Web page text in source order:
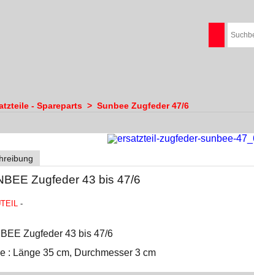
- Spareparts > Sunbee Zugfeder 47/6
Zugfeder 43 bis 47/6
-
Zugfeder 43 bis 47/6
: Länge 35 cm, Durchmesser 3 cm